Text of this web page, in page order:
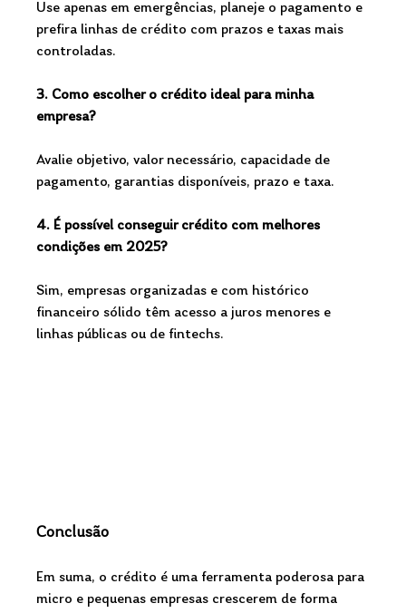
Use apenas em emergências, planeje o pagamento e
prefira linhas de crédito com prazos e taxas mais
controladas.
3. Como escolher o crédito ideal para minha
empresa?
Avalie objetivo, valor necessário, capacidade de
pagamento, garantias disponíveis, prazo e taxa.
4. É possível conseguir crédito com melhores
condições em 2025?
Sim, empresas organizadas e com histórico
financeiro sólido têm acesso a juros menores e
linhas públicas ou de fintechs.
Conclusão
Em suma, o crédito é uma ferramenta poderosa para
micro e pequenas empresas crescerem de forma